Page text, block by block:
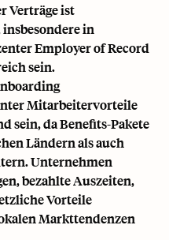
Verträge ist
in
Employer of Record
sein.
Mitarbeitervorteile
sein, da Benefits-Pakete
Ländern als auch
Unternehmen
bezahlte Auszeiten,
Vorteile
Markttendenzen